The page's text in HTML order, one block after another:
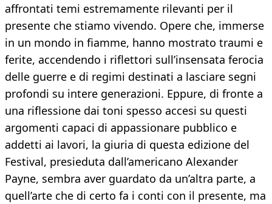
affrontati temi estremamente rilevanti per il
presente che stiamo vivendo. Opere che, immerse
in un mondo in fiamme, hanno mostrato traumi e
ferite, accendendo i riflettori sull’insensata ferocia
delle guerre e di regimi destinati a lasciare segni
profondi su intere generazioni. Eppure, di fronte a
una riflessione dai toni spesso accesi su questi
argomenti capaci di appassionare pubblico e
addetti ai lavori, la giuria di questa edizione del
Festival, presieduta dall’americano Alexander
Payne, sembra aver guardato da un’altra parte, a
quell’arte che di certo fa i conti con il presente, ma